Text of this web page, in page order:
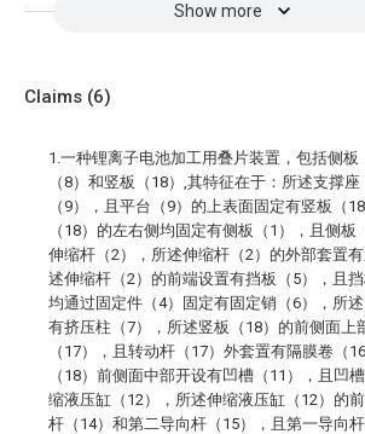
Show more
Claims (6)
1.一种锂离子电池加工用叠片装置，包括侧板
（8）和竖板（18）,其特征在于：所述支撑
（9），且平台（9）的上表面固定有竖板（
（18）的左右侧均固定有侧板（1），且侧
伸缩杆（2），所述伸缩杆（2）的外部套置
述伸缩杆（2）的前端设置有挡板（5），且
均通过固定件（4）固定有固定销（6），所
有挤压柱（7），所述竖板（18）的前侧面上
（17），且转动杆（17）外套置有隔膜卷（
（18）前侧面中部开设有凹槽（11），且凹
缩液压缸（12），所述伸缩液压缸（12）的
杆（14）和第二导向杆（15），且第一导向